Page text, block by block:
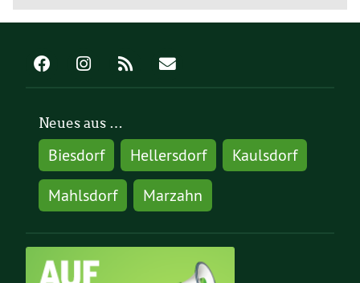
Neues aus …
Biesdorf Hellersdorf
Kaulsdorf
Mahlsdorf
Marzahn